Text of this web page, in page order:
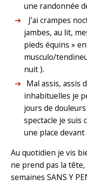
une randonnée
J’ai crampes
jambes, au lit,
pieds équins »
musculo/
nuit ).
Mal assis, assis
inhabituelles je
jours de
spectacle je suis
une place devant
Au quotidien je vis
ne prend pas la
semaines SANS Y